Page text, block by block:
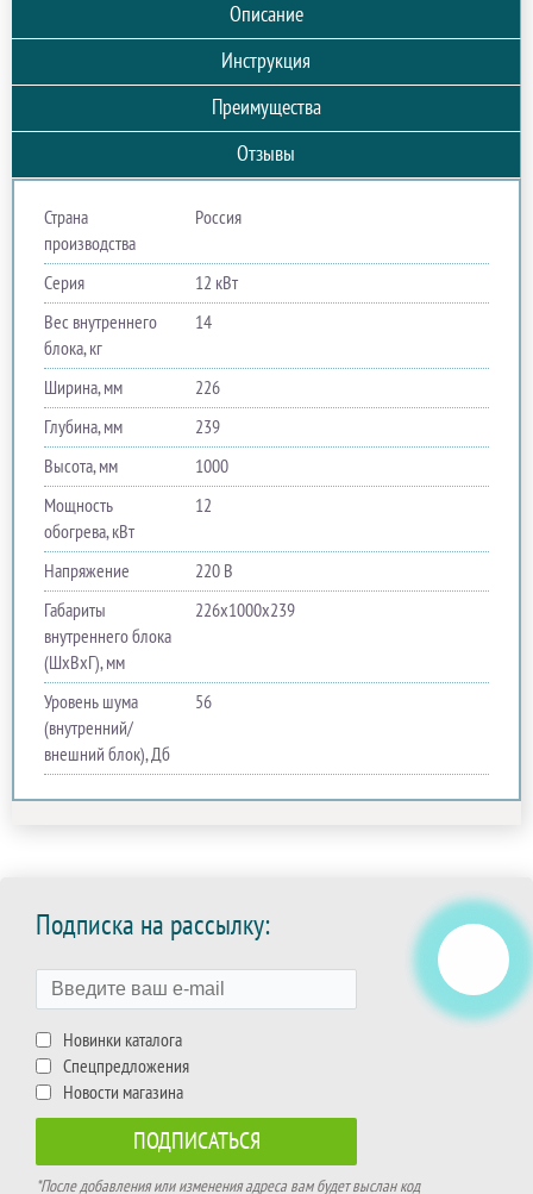
Описание
Инструкция
Преимущества
Отзывы
Страна
производства
Россия
Серия
12 кВт
Вес внутреннего
блока, кг
14
Ширина, мм
226
Глубина, мм
239
Высота, мм
1000
Мощность
обогрева, кВт
12
Напряжение
220 В
Габариты
внутреннего блока
(ШхВхГ), мм
226х1000х239
Уровень шума
(внутренний/
внешний блок), Дб
56
Подписка на рассылку:
Новинки каталога
Спецпредложения
Новости магазина
*После добавления или изменения адреса вам будет выслан код